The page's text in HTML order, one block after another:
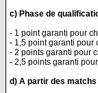
c) Phase de
- 1 point garanti pour
- 1,5 point garanti pour
- 2 points garanti pour
- 2,5 points garanti
d) A partir des matchs